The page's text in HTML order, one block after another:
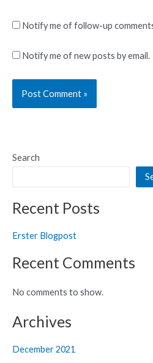
Notify me of follow-up
Notify me of new posts by email.
Search
Recent Posts
Erster Blogpost
Recent Comments
No comments to show.
Archives
December 2021